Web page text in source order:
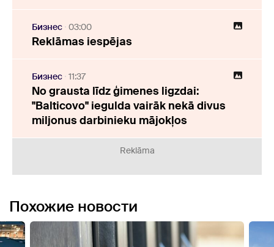
Бизнес 03:00
Reklāmas iespējas
Бизнес 11:37
No grausta līdz ģimenes ligzdai:
"Balticovo" iegulda vairāk nekā divus
miljonus darbinieku mājokļos
Reklāma
Похожие новости